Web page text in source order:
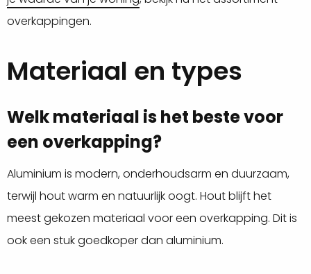
overkappingen.
Materiaal en types
Welk materiaal is het beste voor
een overkapping?
Aluminium is modern, onderhoudsarm en duurzaam,
terwijl hout warm en natuurlijk oogt. Hout blijft het
meest gekozen materiaal voor een overkapping. Dit is
ook een stuk goedkoper dan aluminium.